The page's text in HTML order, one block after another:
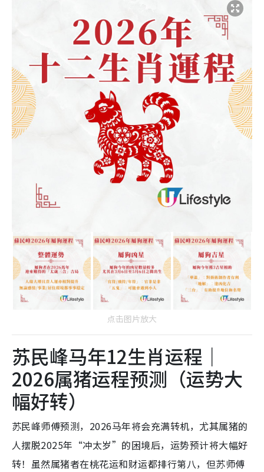
点击图片放大
苏民峰马年12生肖运程｜
2026属猪运程预测（运势大
幅好转）
苏民峰师傅预测，2026马年将会充满转机，尤其属猪的
人摆脱2025年“冲太岁”的困境后，运势预计将大幅好
转！虽然属猪者在桃花运和财运都排行第八，但苏师傅